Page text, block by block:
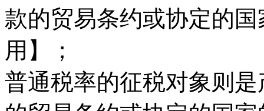
款的贸易条约或协定的
用】；
普通税率的征税对象则